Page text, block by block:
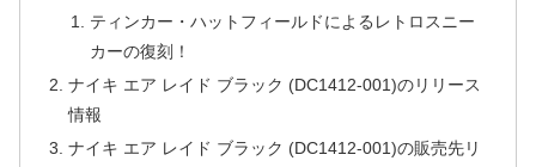
ティンカー・ハットフィールドによるレトロスニー
カーの復刻！
ナイキ エア レイド ブラック (DC1412-001)のリリース
情報
ナイキ エア レイド ブラック (DC1412-001)の販売先リ